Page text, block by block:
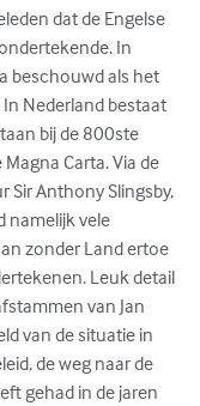
dat de Engelse
In
beschouwd als het
Nederland bestaat
bij de 800ste
Carta. Via de
Sir Anthony Slingsby,
namelijk vele
zonder Land ertoe
Leuk detail
van Jan
van de situatie in
de weg naar de
gehad in de jaren